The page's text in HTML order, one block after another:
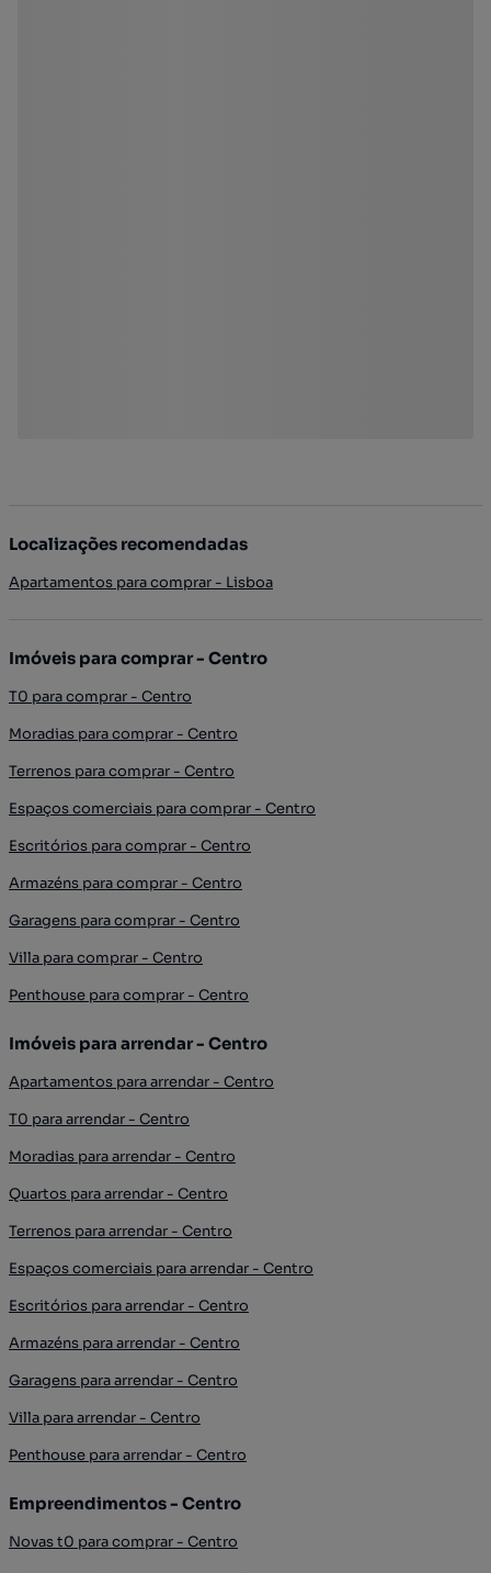
Localizações recomendadas
Apartamentos para comprar - Lisboa
Imóveis para comprar - Centro
T0 para comprar - Centro
Moradias para comprar - Centro
Terrenos para comprar - Centro
Espaços comerciais para comprar - Centro
Escritórios para comprar - Centro
Armazéns para comprar - Centro
Garagens para comprar - Centro
Villa para comprar - Centro
Penthouse para comprar - Centro
Imóveis para arrendar - Centro
Apartamentos para arrendar - Centro
T0 para arrendar - Centro
Moradias para arrendar - Centro
Quartos para arrendar - Centro
Terrenos para arrendar - Centro
Espaços comerciais para arrendar - Centro
Escritórios para arrendar - Centro
Armazéns para arrendar - Centro
Garagens para arrendar - Centro
Villa para arrendar - Centro
Penthouse para arrendar - Centro
Empreendimentos - Centro
Novas t0 para comprar - Centro